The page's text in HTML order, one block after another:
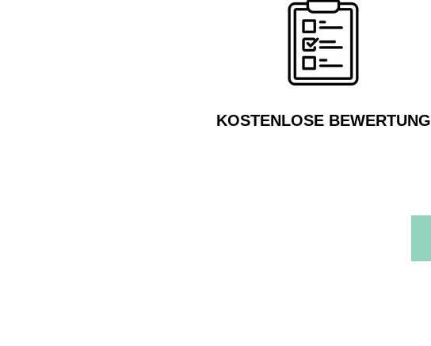
KOSTENLOSE BEWERTUNG